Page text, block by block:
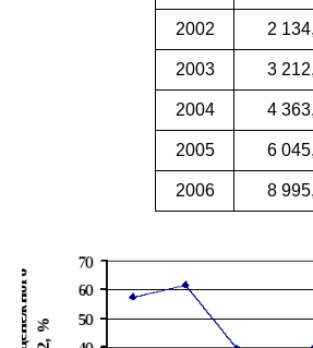
2002 2
2003 3
2004 4
2005 6
2006 8